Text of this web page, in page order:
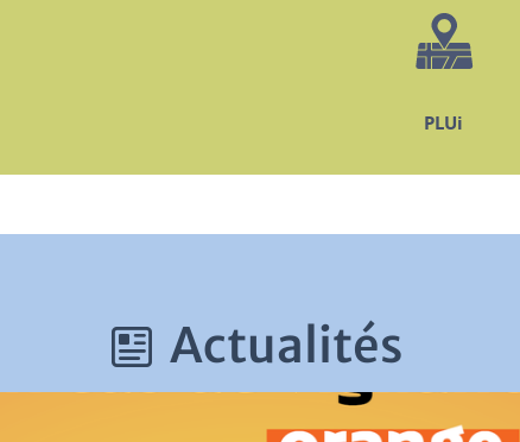
PLUi
Actualités